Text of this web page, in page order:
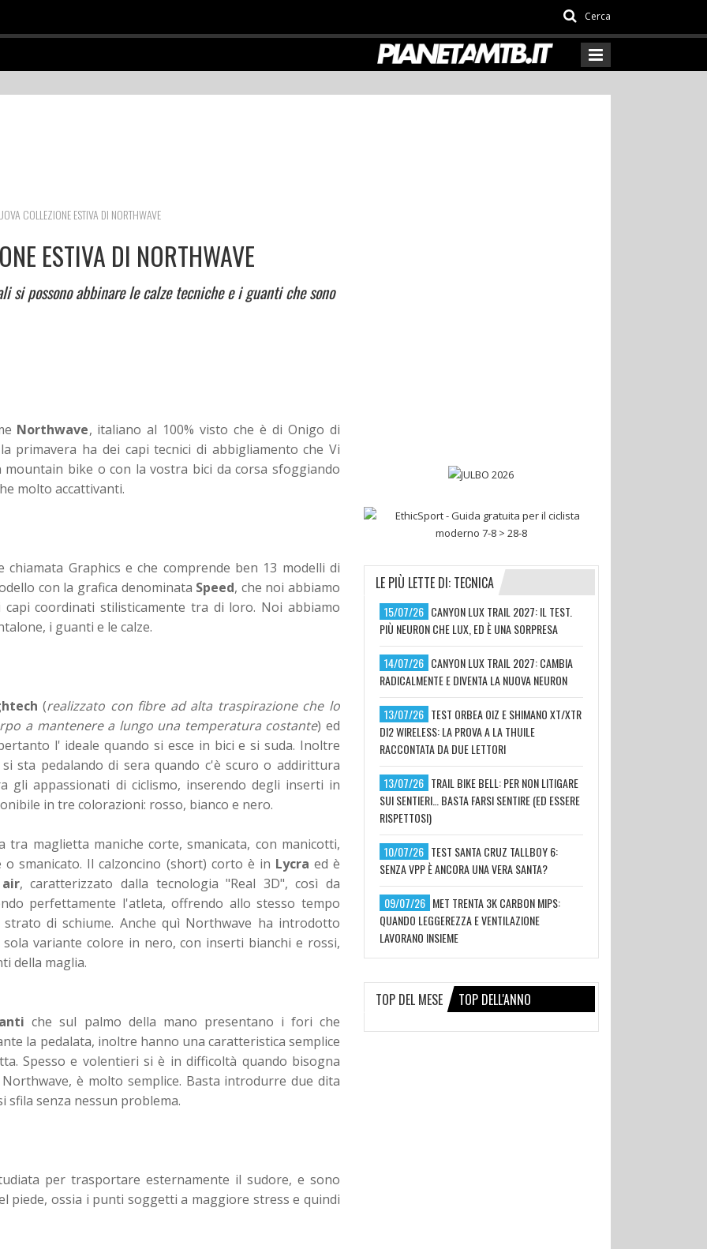
Cerca
COLLEZIONE ESTIVA DI NORTHWAVE
ESTIVA DI NORTHWAVE
possono abbinare le calze tecniche e i guanti che sono
Northwave, italiano al 100% visto che è di Onigo di
primavera ha dei capi tecnici di abbigliamento che Vi
bike o con la vostra bici da corsa sfoggiando
molto accattivanti.
Graphics e che comprende ben 13 modelli di
con la grafica denominata Speed, che noi abbiamo
coordinati stilisticamente tra di loro. Noi abbiamo
i guanti e le calze.
(realizzato con fibre ad alta traspirazione che lo
a mantenere a lungo una temperatura costante) ed
l' ideale quando si esce in bici e si suda. Inoltre
sta pedalando di sera quando c'è scuro o addirittura
gli appassionati di ciclismo, inserendo degli inserti in
in tre colorazioni: rosso, bianco e nero.
tra maglietta maniche corte, smanicata, con manicotti,
smanicato. Il calzoncino (short) corto è in Lycra ed è
, caratterizzato dalla tecnologia "Real 3D", così da
perfettamente l'atleta, offrendo allo stesso tempo
di schiume. Anche quì Northwave ha introdotto
variante colore in nero, con inserti bianchi e rossi,
della maglia.
che sul palmo della mano presentano i fori che
la pedalata, inoltre hanno una caratteristica semplice
Spesso e volentieri si è in difficoltà quando bisogna
è molto semplice. Basta introdurre due dita
sfila senza nessun problema.
per trasportare esternamente il sudore, e sono
piede, ossia i punti soggetti a maggiore stress e quindi
LE PIÙ LETTE DI: TECNICA
15/07/26 CANYON LUX TRAIL 2027: IL TEST.
PIÙ NEURON CHE LUX, ED È UNA SORPRESA
14/07/26 CANYON LUX TRAIL 2027: CAMBIA
RADICALMENTE E DIVENTA LA NUOVA NEURON
13/07/26 TEST ORBEA OIZ E SHIMANO XT/XTR
DI2 WIRELESS: LA PROVA A LA THUILE
RACCONTATA DA DUE LETTORI
13/07/26 TRAIL BIKE BELL: PER NON LITIGARE
SUI SENTIERI… BASTA FARSI SENTIRE (ED ESSERE
RISPETTOSI)
10/07/26 TEST SANTA CRUZ TALLBOY 6:
SENZA VPP È ANCORA UNA VERA SANTA?
09/07/26 MET TRENTA 3K CARBON MIPS:
QUANDO LEGGEREZZA E VENTILAZIONE
LAVORANO INSIEME
TOP DEL MESE TOP DELL'ANNO